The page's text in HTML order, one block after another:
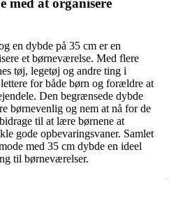
med at organisere
en dybde på 35 cm er en
et børneværelse. Med flere
tøj, legetøj og andre ting i
for både børn og forældre at
Den begrænsede dybde
børnevenlig og nem at nå for de
til at lære børnene at
gode opbevaringsvaner. Samlet
med 35 cm dybde en ideel
til børneværelser.